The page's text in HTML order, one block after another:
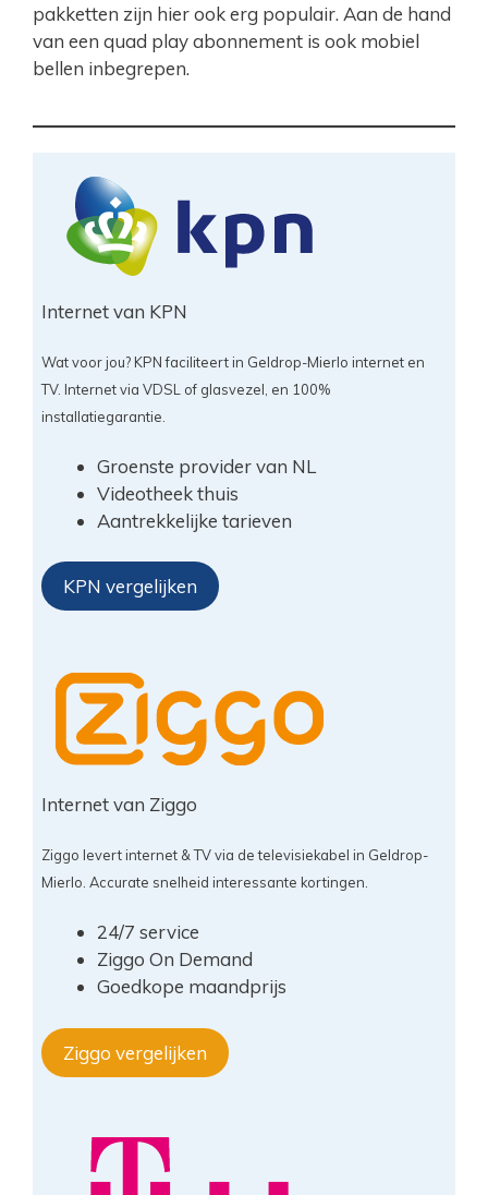
pakketten zijn hier ook erg populair. Aan de hand
van een quad play abonnement is ook mobiel
bellen inbegrepen.
Internet van KPN
Wat voor jou? KPN faciliteert in Geldrop-Mierlo internet en
TV. Internet via VDSL of glasvezel, en 100%
installatiegarantie.
Groenste provider van NL
Videotheek thuis
Aantrekkelijke tarieven
KPN vergelijken
Internet van Ziggo
Ziggo levert internet & TV via de televisiekabel in Geldrop-
Mierlo. Accurate snelheid interessante kortingen.
24/7 service
Ziggo On Demand
Goedkope maandprijs
Ziggo vergelijken